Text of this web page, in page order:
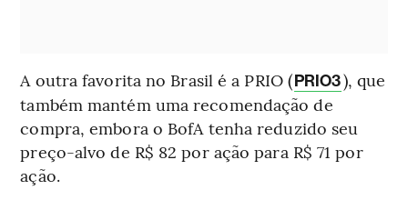
A outra favorita no Brasil é a PRIO (PRIO3), que
também mantém uma recomendação de
compra, embora o BofA tenha reduzido seu
preço-alvo de R$ 82 por ação para R$ 71 por
ação.